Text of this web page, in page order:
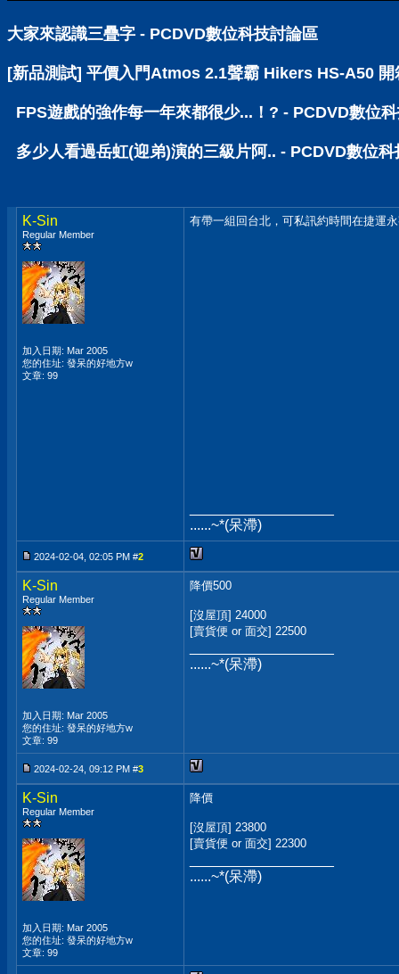
大家來認識三疊字 - PCDVD數位科技討論區
[新品測試] 平價入門Atmos 2.1聲霸 Hikers HS-A50
FPS遊戲的強作每一年來都很少...！? - PCDVD數位
多少人看過岳虹(迎弟)演的三級片阿.. - PCDVD數位科
K-Sin
Regular Member
加入日期: Mar 2005
您的住址: 發呆的好地方w
文章: 99
有帶一組回台北，可私訊約時間在捷運
......~*(呆滯)
2024-02-04, 02:05 PM #2
K-Sin
Regular Member
加入日期: Mar 2005
您的住址: 發呆的好地方w
文章: 99
降價500
[沒屋頂] 24000
[賣貨便 or 面交] 22500
......~*(呆滯)
2024-02-24, 09:12 PM #3
K-Sin
Regular Member
加入日期: Mar 2005
您的住址: 發呆的好地方w
文章: 99
降價
[沒屋頂] 23800
[賣貨便 or 面交] 22300
......~*(呆滯)